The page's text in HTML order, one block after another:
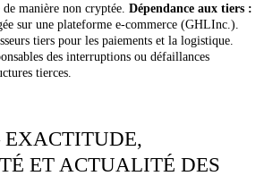
manière non cryptée. Dépendance aux tiers :
sur une plateforme e-commerce (GHLInc.).
tiers pour les paiements et la logistique.
des interruptions ou défaillances
tierces.
ET ACTUALITÉ DES